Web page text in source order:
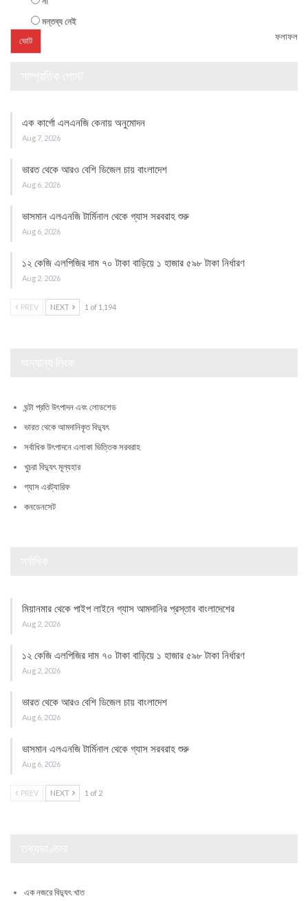
মন্তব্য নেই
ফলাফল
এক কার্গো এলএনজি কেনায় অনুমোদন
Aug 7, 2026
ভারত থেকে আরও বেশি ডিজেল চায় বাংলাদেশ
Aug 6, 2026
ভাসমান এলএনজি টার্মিনাল থেকে গ্যাস সরবরাহ শুরু
Aug 6, 2026
১২ কেজি এলপিজির দাম ৭০ টাকা বাড়িয়ে ১ হাজার ৫৯৮ টাকা নির্ধারণ
Aug 2, 2026
PREV NEXT 1 of 1,194
ঘন্টা প্রতি উৎপাদন এবং লোডশেড
ভারত থেকে আমদানিকৃত বিদ্যুৎ
সর্বাধিক উৎপাদনে এলাকা ভিত্তিক সরবরাহ
খুচরা বিদ্যুৎ মূল্যহার
গ্যাস এরট্যারিফ
কনডেনসেট
মিয়ানমার থেকে পাইপ লাইনে গ্যাস আমদানির প্রস্তাব বাংলাদেশের
Aug 2, 2026
১২ কেজি এলপিজির দাম ৭০ টাকা বাড়িয়ে ১ হাজার ৫৯৮ টাকা নির্ধারণ
Aug 2, 2026
ভারত থেকে আরও বেশি ডিজেল চায় বাংলাদেশ
Aug 6, 2026
ভাসমান এলএনজি টার্মিনাল থেকে গ্যাস সরবরাহ শুরু
Aug 6, 2026
PREV NEXT 1 of 2
এক নজরে বিদ্যুৎ খাত